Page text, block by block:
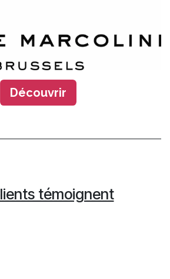
Découv​​​​rir
témoignent